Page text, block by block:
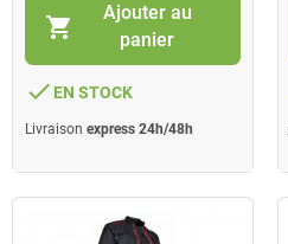
shopping_cart
Ajouter au
panier
done EN STOCK
Livraison express 24h/48h